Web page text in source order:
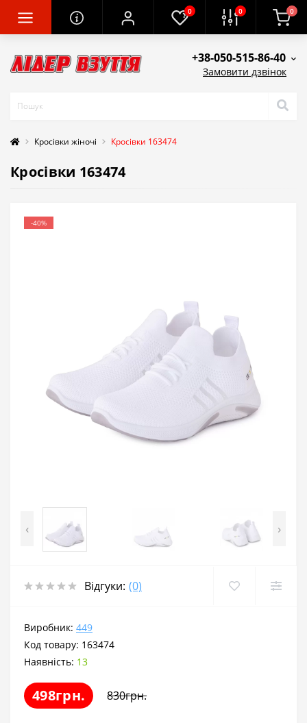
0 0 0
+38-050-515-86-40
Замовити дзвінок
Кросівки жіночі Кросівки 163474
Кросівки 163474
-40%
‹ ›
Відгуки: (0)
Виробник: 449
Код товару: 163474
Наявність: 13
498грн. 830грн.